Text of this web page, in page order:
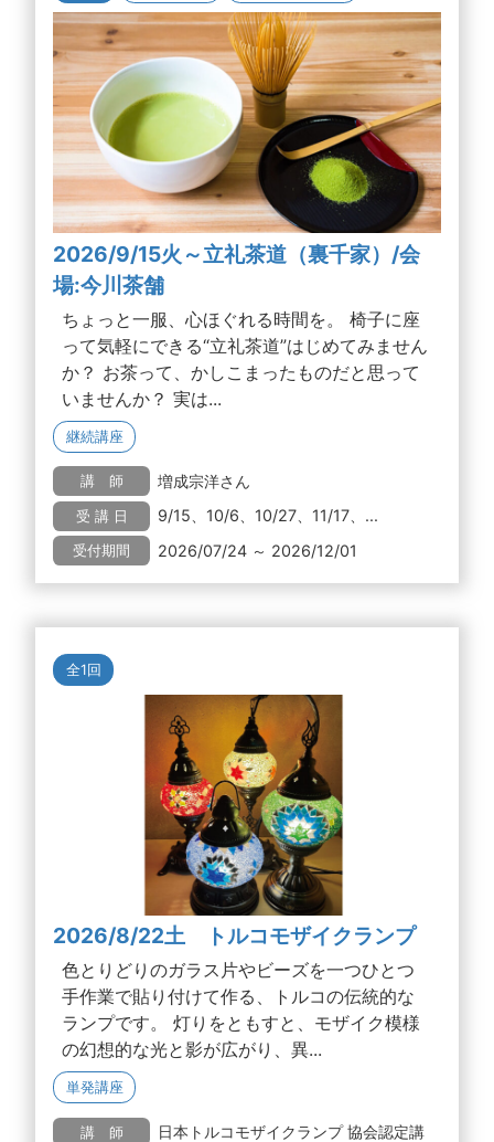
2026/9/15火～立礼茶道（裏千家）/会
場:今川茶舗
ちょっと一服、心ほぐれる時間を。 椅子に座
って気軽にできる“立礼茶道”はじめてみません
か？ お茶って、かしこまったものだと思って
いませんか？ 実は...
継続講座
講 師 増成宗洋さん
受 講 日 9/15、10/6、10/27、11/17、...
受付期間 2026/07/24 ～ 2026/12/01
全1回
2026/8/22土 トルコモザイクランプ
色とりどりのガラス片やビーズを一つひとつ
手作業で貼り付けて作る、トルコの伝統的な
ランプです。 灯りをともすと、モザイク模様
の幻想的な光と影が広がり、異...
単発講座
講 師
日本トルコモザイクランプ 協会認定講